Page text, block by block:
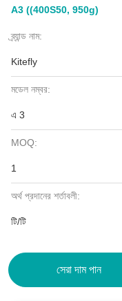
A3 ((400S50, 950g)
ব্র্যান্ড নাম:
Kitefly
মডেল নম্বর:
এ 3
MOQ:
1
অর্থ প্রদানের শর্তাবলী:
টি/টি
সেরা দাম পান